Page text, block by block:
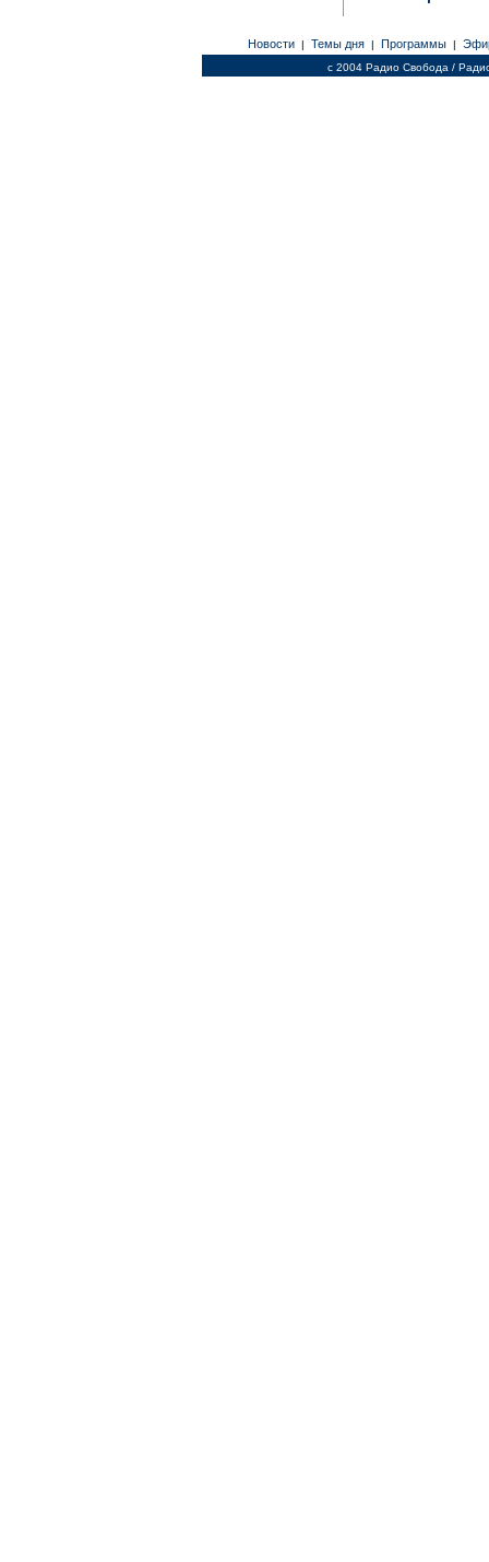
Новости | Темы дня | Программы |
c 2004 Радио Свобода /